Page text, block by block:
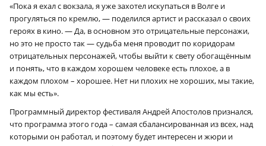
«Пока я ехал с вокзала, я уже захотел искупаться в Волге и
прогуляться по кремлю, — поделился артист и рассказал о своих
героях в кино. — Да, в основном это отрицательные персонажи,
но это не просто так — судьба меня проводит по коридорам
отрицательных персонажей, чтобы выйти к свету обогащённым
и понять, что в каждом хорошем человеке есть плохое, а в
каждом плохом – хорошее. Нет ни плохих не хороших, мы такие,
как мы есть».
Программный директор фестиваля Андрей Апостолов признался,
что программа этого года – самая сбалансированная из всех, над
которыми он работал, и поэтому будет интересен и жюри и